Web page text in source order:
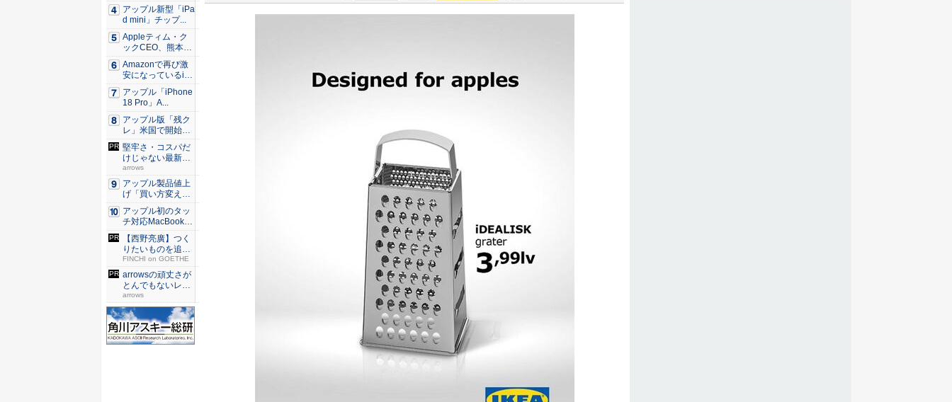
アップル新型「iPa
d mini」チップ...
Appleティム・ク
ックCEO、熊本に
支...
Amazonで再び激
安になっているiP
h...
アップル「iPhone
18 Pro」A...
アップル版「残ク
レ」米国で開始 i
Pho...
堅牢さ・コスパだ
けじゃない最新
「arro...
arrows
アップル製品値上
げ「買い方変え
る」9割超...
アップル初のタッ
チ対応MacBook、
早...
【西野亮廣】つく
りたいものを追求
できる環...
FINCHI on GOETHE
arrowsの頑丈さが
とんでもないレベ
ル...
arrows